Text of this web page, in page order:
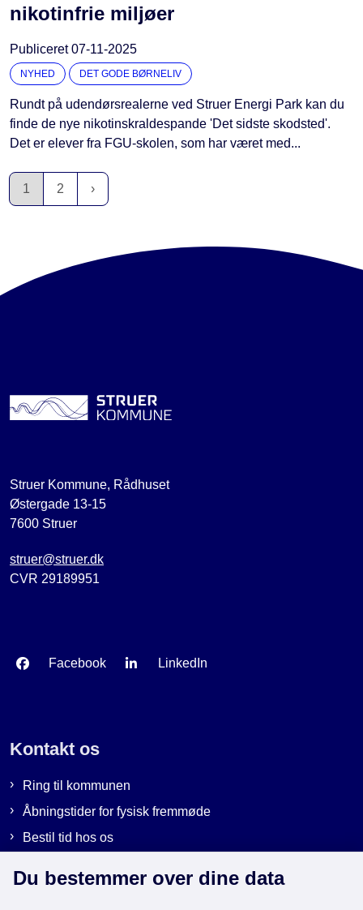
nikotinfrie miljøer
Publiceret07-11-2025
NYHED DET GODE BØRNELIV
Rundt på udendørsrealerne ved Struer Energi Park kan du
finde de nye nikotinskraldespande 'Det sidste skodsted'.
Det er elever fra FGU-skolen, som har været med...
1 2
Struer Kommune, Rådhuset
Østergade 13-15
7600 Struer
struer@struer.dk
CVR 29189951
Facebook LinkedIn
Kontakt os
Ring til kommunen
Åbningstider for fysisk fremmøde
Bestil tid hos os
Du bestemmer over dine data